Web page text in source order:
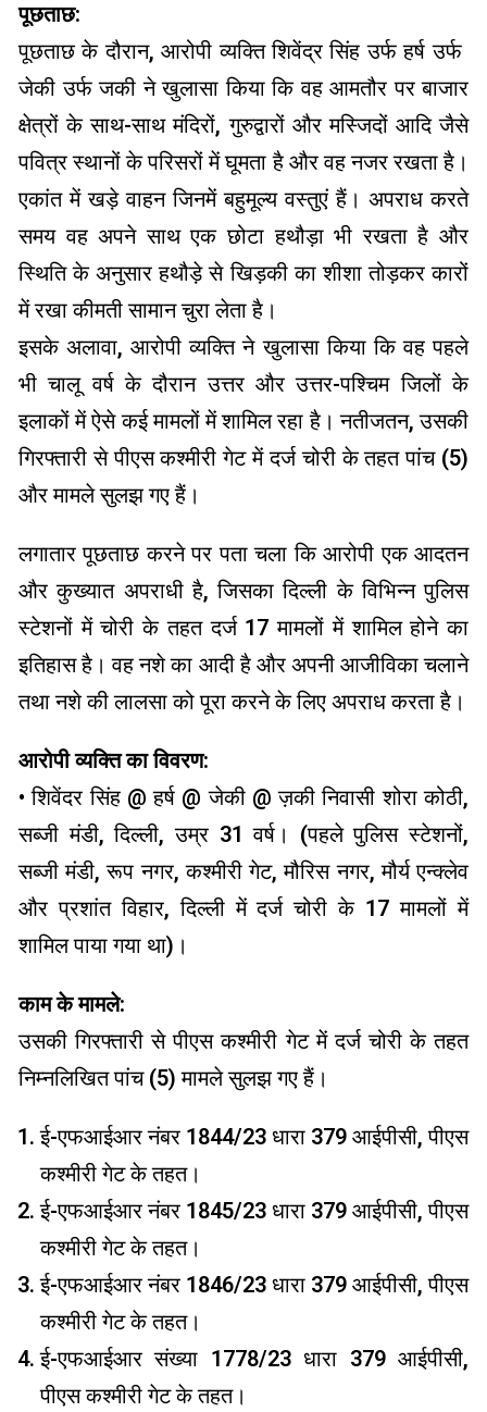
पूछताछ:
पूछताछ के दौरान, आरोपी व्यक्ति शिवेंद्र सिंह उर्फ ​​हर्ष उर्फ ​​
जेकी उर्फ ​​जकी ने खुलासा किया कि वह आमतौर पर बाजार
क्षेत्रों के साथ-साथ मंदिरों, गुरुद्वारों और मस्जिदों आदि जैसे
पवित्र स्थानों के परिसरों में घूमता है और वह नजर रखता है।
एकांत में खड़े वाहन जिनमें बहुमूल्य वस्तुएं हैं। अपराध करते
समय वह अपने साथ एक छोटा हथौड़ा भी रखता है और
स्थिति के अनुसार हथौड़े से खिड़की का शीशा तोड़कर कारों
में रखा कीमती सामान चुरा लेता है।
इसके अलावा, आरोपी व्यक्ति ने खुलासा किया कि वह पहले
भी चालू वर्ष के दौरान उत्तर और उत्तर-पश्चिम जिलों के
इलाकों में ऐसे कई मामलों में शामिल रहा है। नतीजतन, उसकी
गिरफ्तारी से पीएस कश्मीरी गेट में दर्ज चोरी के तहत पांच (5)
और मामले सुलझ गए हैं।
लगातार पूछताछ करने पर पता चला कि आरोपी एक आदतन
और कुख्यात अपराधी है, जिसका दिल्ली के विभिन्न पुलिस
स्टेशनों में चोरी के तहत दर्ज 17 मामलों में शामिल होने का
इतिहास है। वह नशे का आदी है और अपनी आजीविका चलाने
तथा नशे की लालसा को पूरा करने के लिए अपराध करता है।
आरोपी व्यक्ति का विवरण:
• शिवेंदर सिंह @ हर्ष @ जेकी @ ज़की निवासी शोरा कोठी,
सब्जी मंडी, दिल्ली, उम्र 31 वर्ष। (पहले पुलिस स्टेशनों,
सब्जी मंडी, रूप नगर, कश्मीरी गेट, मौरिस नगर, मौर्य एन्क्लेव
और प्रशांत विहार, दिल्ली में दर्ज चोरी के 17 मामलों में
शामिल पाया गया था)।
काम के मामले:
उसकी गिरफ्तारी से पीएस कश्मीरी गेट में दर्ज चोरी के तहत
निम्नलिखित पांच (5) मामले सुलझ गए हैं।
ई-एफआईआर नंबर 1844/23 धारा 379 आईपीसी, पीएस
कश्मीरी गेट के तहत।
ई-एफआईआर नंबर 1845/23 धारा 379 आईपीसी, पीएस
कश्मीरी गेट के तहत।
ई-एफआईआर नंबर 1846/23 धारा 379 आईपीसी, पीएस
कश्मीरी गेट के तहत।
ई-एफआईआर संख्या 1778/23 धारा 379 आईपीसी,
पीएस कश्मीरी गेट के तहत।